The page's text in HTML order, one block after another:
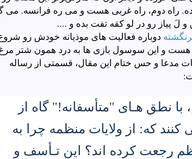
برده. راه دوم، راه غربی هست و می ره فرانسه. می
لَ پیاز رو در لو کقه تفت بده و ....
دوباره فعالیت های موذیانه خودش رو
و این سوسول بازی ها به درد همون شتر
مدعا و حس ختام این مقال، قسمتی از رساله
با نطق هـای "متأسفانه!" گاه از
که: از ولایات منظمه چرا به
رجعت کرده اند؟ این تـأسف و